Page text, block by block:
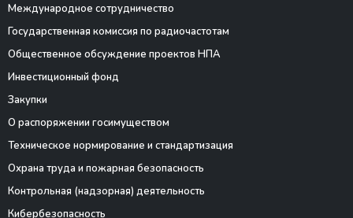
Международное сотрудничество
Государственная комиссия по радиочастотам
Общественное обсуждение проектов НПА
Инвестиционный фонд
Закупки
О распоряжении госимуществом
Техническое нормирование и стандартизация
Охрана труда и пожарная безопасность
Контрольная (надзорная) деятельность
Кибербезопасность